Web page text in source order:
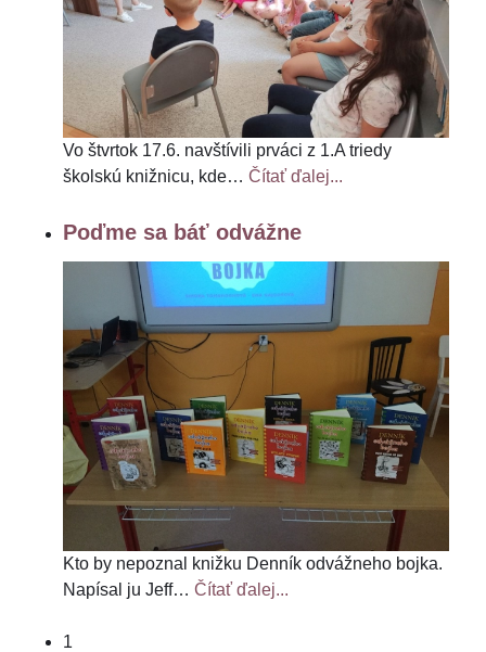
Vo štvrtok 17.6. navštívili prváci z 1.A triedy
školskú knižnicu, kde… Čítať ďalej...
Poďme sa báť odvážne
Kto by nepoznal knižku Denník odvážneho bojka.
Napísal ju Jeff… Čítať ďalej...
1